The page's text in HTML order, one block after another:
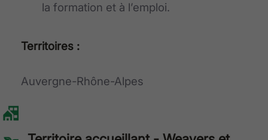
la formation et à l’emploi.
Territoires :
Auvergne-Rhône-Alpes